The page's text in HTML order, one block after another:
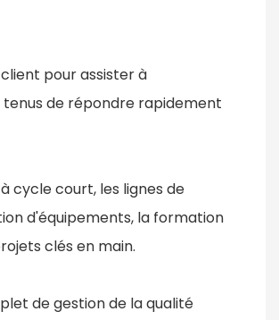
pour assister à
de répondre rapidement
cycle court, les lignes de
d'équipements, la formation
clés en main.
de gestion de la qualité